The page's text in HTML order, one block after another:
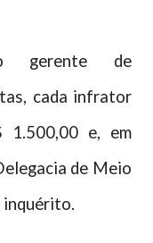
gerente de
cada infrator
e, em
de Meio
inquérito.